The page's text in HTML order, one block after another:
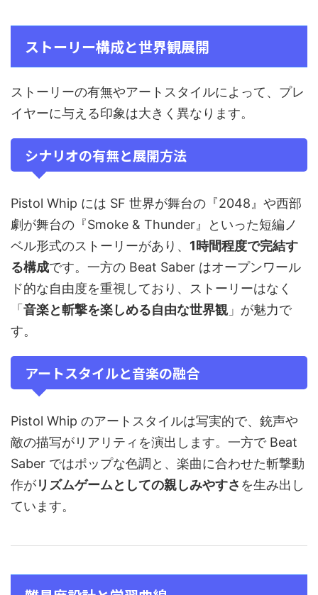
ストーリー構成と世界観展開
ストーリーの有無やアートスタイルによって、プレ
イヤーに与える印象は大きく異なります。
シナリオの有無と展開方法
Pistol Whip には SF 世界が舞台の『2048』や西部
劇が舞台の『Smoke & Thunder』といった短編ノ
ベル形式のストーリーがあり、 1時間程度で完結す
る構成です。一方の Beat Saber はオープンワール
ド的な自由度を重視しており、ストーリーはなく
「 音楽と斬撃を楽しめる自由な世界観」が魅力で
す。
アートスタイルと音楽の融合
Pistol Whip のアートスタイルは写実的で、銃声や
敵の描写がリアリティを演出します。一方で Beat
Saber ではポップな色調と、楽曲に合わせた斬撃動
作がリズムゲームとしての親しみやすさ を生み出し
ています。